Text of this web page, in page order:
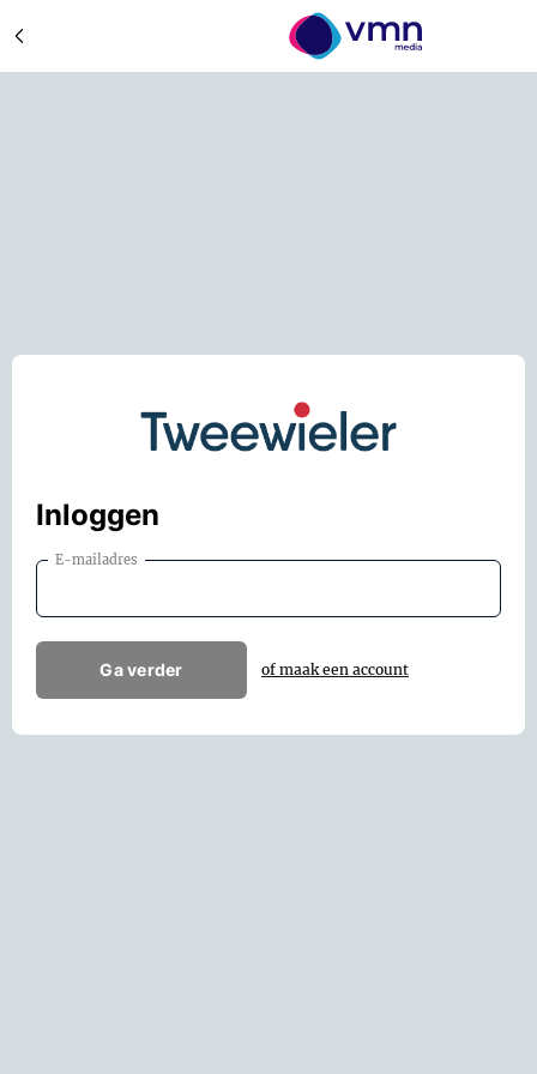
Inloggen
E-mailadres
Ga verder of maak een account